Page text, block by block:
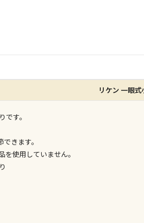
リケン 一眼
す。
きます。
使用していません。